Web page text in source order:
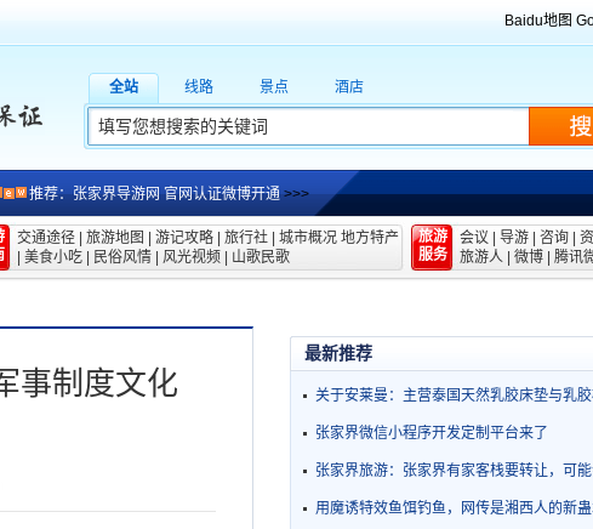
Baidu地图
全站 线路 景点 酒店
推荐：张家界导游网 官网认证微博开通>>>
交通途径 旅游地图 游记攻略 旅行社 城市概况 地方特产
美食小吃 民俗风情 风光视频 山歌民歌
旅游
服务
会议 导游 咨询
旅游人
微博 腾讯
事制度文化
最新推荐
关于安莱曼：主营泰国天然乳胶床垫与乳
张家界微信小程序开发定制平台来了
张家界旅游：张家界有家客栈要转让，可
用魔诱特效鱼饵钓鱼，网传是湘西人的新